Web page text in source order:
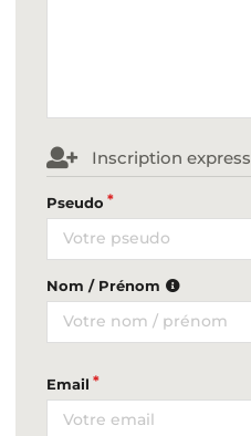
Inscription express
Pseudo
Nom / Prénom
Email